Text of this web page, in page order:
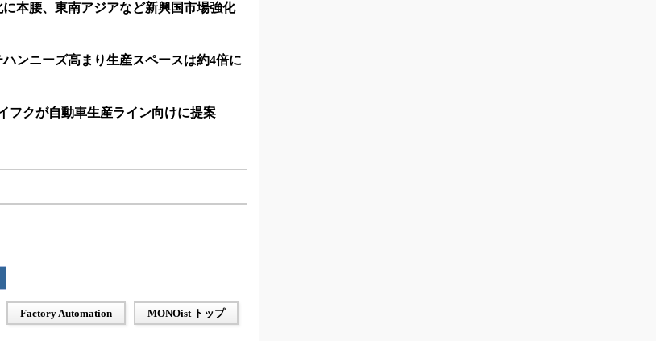
本腰、東南アジアなど新興国市場強化
ンニーズ高まり生産スペースは約4倍に
フクが自動車生産ライン向けに提案
Factory Automation MONOist トップ